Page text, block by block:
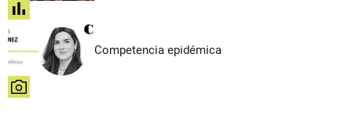
share
Competencia epidémica
share